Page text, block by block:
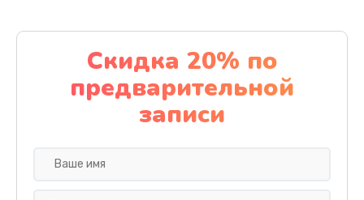
Заказать
Установка драйверов
1000 руб.
Заказать
Замена жесткого диска
Скидка 20% по
предварительной
записи